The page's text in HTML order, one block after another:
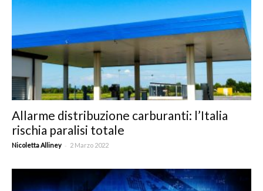
Allarme distribuzione carburanti: l’Italia
rischia paralisi totale
Nicoletta Alliney - 2 Marzo 2022